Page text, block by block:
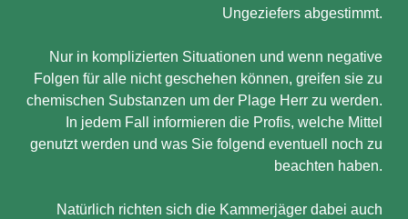
Ungeziefers abgestimmt.
Nur in komplizierten Situationen und wenn negative
Folgen für alle nicht geschehen können, greifen sie zu
chemischen Substanzen um der Plage Herr zu werden.
In jedem Fall informieren die Profis, welche Mittel
genutzt werden und was Sie folgend eventuell noch zu
beachten haben.
Natürlich richten sich die Kammerjäger dabei auch